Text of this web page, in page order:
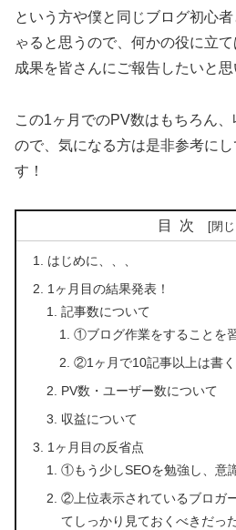
という方や僕と同じブログ初心
ゃると思うので、何かの役に立
成果を皆さんにご報告したいと思
この1ヶ月でのPV数はもちろん
ので、気になる方は是非参考に
す！
目次
はじめに、、、
1ヶ月目の結果発表！
記事数について
①ブログ作業をすることを
②1ヶ月で10記事以上は書く
PV数・ユーザー数について
収益について
1ヶ月目の反省点
①もう少しSEOを勉強し、意
②上位表示されているブロガ
てしっかり見ておくべきだった